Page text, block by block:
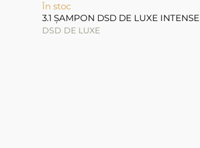
În stoc
3.1 ȘAMPON DSD DE LUXE INTENSE
DSD DE LUXE